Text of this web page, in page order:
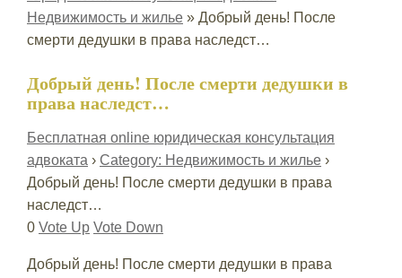
Недвижимость и жилье» Добрый день! После
смерти дедушки в права наследст…
Добрый день! После смерти дедушки в
права наследст…
Бесплатная online юридическая консультация
адвоката › Category: Недвижимость и жилье›
Добрый день! После смерти дедушки в права
наследст…
0 Vote Up Vote Down
Добрый день! После смерти дедушки в права